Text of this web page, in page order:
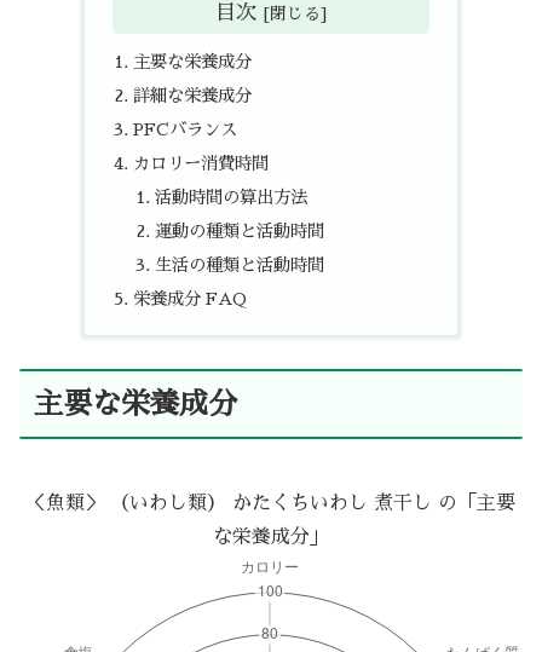
目次
主要な栄養成分
詳細な栄養成分
PFCバランス
カロリー消費時間
活動時間の算出方法
運動の種類と活動時間
生活の種類と活動時間
栄養成分 FAQ
主要な栄養成分
＜魚類＞ （いわし類） かたくちいわし 煮干し の「主要
な栄養成分」